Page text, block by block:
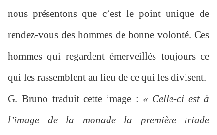
nous présentons que c’est le point unique de
rendez-vous des hommes de bonne volonté. Ces
hommes qui regardent émerveillés toujours ce
qui les rassemblent au lieu de ce qui les divisent.
G. Bruno traduit cette image : « Celle-ci est à
l’image de la monade la première triade